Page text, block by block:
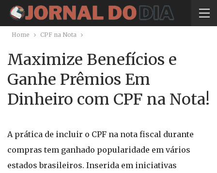
Home CPF na Nota
Maximize Benefícios e
Ganhe Prêmios Em
Dinheiro com CPF na Nota!
A prática de incluir o CPF na nota fiscal durante
compras tem ganhado popularidade em vários
estados brasileiros. Inserida em iniciativas